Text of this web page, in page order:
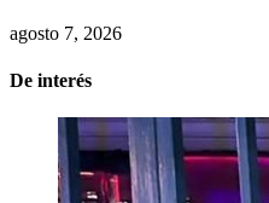
agosto 7, 2026
De interés